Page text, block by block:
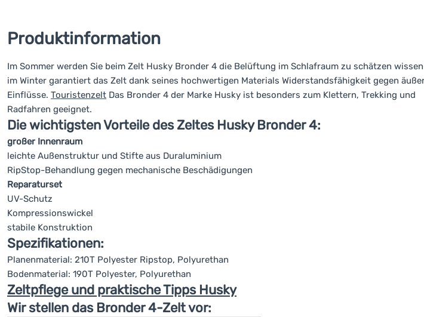
Produktinformation
Im Sommer werden Sie beim Zelt Husky Bronder 4 die Belüftung im Schlafraum zu schätzen
im Winter garantiert das Zelt dank seines hochwertigen Materials Widerstandsfähigkeit gegen
Einflüsse. Touristenzelt Das Bronder 4 der Marke Husky ist besonders zum Klettern, Trekking und
Radfahren geeignet.
Die wichtigsten Vorteile des Zeltes Husky Bronder 4:
großer Innenraum
leichte Außenstruktur und Stifte aus Duraluminium
RipStop-Behandlung gegen mechanische Beschädigungen
Reparaturset
UV-Schutz
Kompressionswickel
stabile Konstruktion
Spezifikationen:
Planenmaterial: 210T Polyester Ripstop, Polyurethan
Bodenmaterial: 190T Polyester, Polyurethan
Zeltpflege und praktische Tipps Husky
Wir stellen das Bronder 4-Zelt vor: